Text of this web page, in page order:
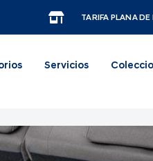
TARIFA PLANA
Servicios